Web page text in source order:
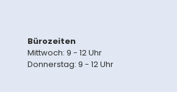
Bürozeiten
Mittwoch: 9 - 12 Uhr
Donnerstag: 9 - 12 Uhr